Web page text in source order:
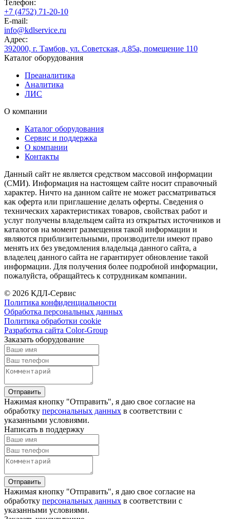
Телефон:
+7 (4752) 71-20-10
E-mail:
info@kdlservice.ru
Адрес:
392000, г. Тамбов, ул. Советская, д.85а, помещение 110
Каталог оборудования
Преаналитика
Аналитика
ЛИС
О компании
Каталог оборудования
Сервис и поддержка
О компании
Контакты
Данный сайт не является средством массовой информации
(СМИ). Информация на настоящем сайте носит справочный
характер. Ничто на данном сайте не может рассматриваться
как оферта или приглашение делать оферты. Сведения о
технических характеристиках товаров, свойствах работ и
услуг получены владельцем сайта из открытых источников и
каталогов на момент размещения такой информации и
являются приблизительными, производители имеют право
менять их без уведомления владельца данного сайта, а
владелец данного сайта не гарантирует обновление такой
информации. Для получения более подробной информации,
пожалуйста, обращайтесь к сотрудникам компании.
© 2026 КДЛ-Сервис
Политика конфиденциальности
Обработка персональных данных
Политика обработки cookie
Разработка сайта Color-Group
Заказать оборудование
Отправить
Нажимая кнопку "Отправить", я даю свое согласие на
обработку персональных данных в соответствии с
указанными условиями.
Написать в поддержку
Отправить
Нажимая кнопку "Отправить", я даю свое согласие на
обработку персональных данных в соответствии с
указанными условиями.